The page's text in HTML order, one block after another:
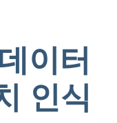
이터
인식